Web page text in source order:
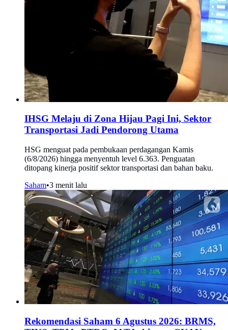
IHSG Melaju di Zona Hijau Pagi Ini, Sektor
Transportasi Jadi Pendorong Utama
HSG menguat pada pembukaan perdagangan Kamis
(6/8/2026) hingga menyentuh level 6.363. Penguatan
ditopang kinerja positif sektor transportasi dan bahan baku.
Saham•3 menit lalu
Rekomendasi Saham 6 Agustus 2026: BRMS,